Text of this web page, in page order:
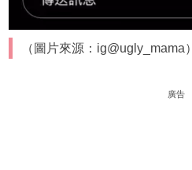
（圖片來源：ig@ugly_mama）
廣告